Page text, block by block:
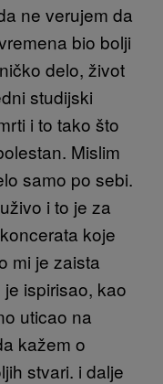
ne verujem da
bio bolji
delo, život
studijski
i to tako što
Mislim
samo po sebi.
i to je za
koje
mi je zaista
ispirisao, kao
uticao na
kažem o
stvari. i dalje